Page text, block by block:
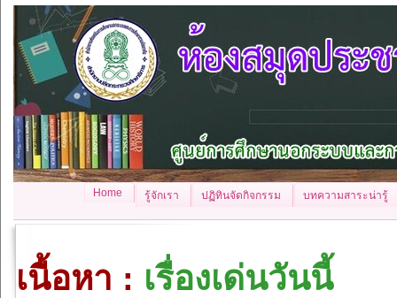
Home รู้จักเรา ปฏิทินจัดกิจกรรม บทความสาระน่ารู้
เนื้อหา : เรื่องเด่นวันนี้